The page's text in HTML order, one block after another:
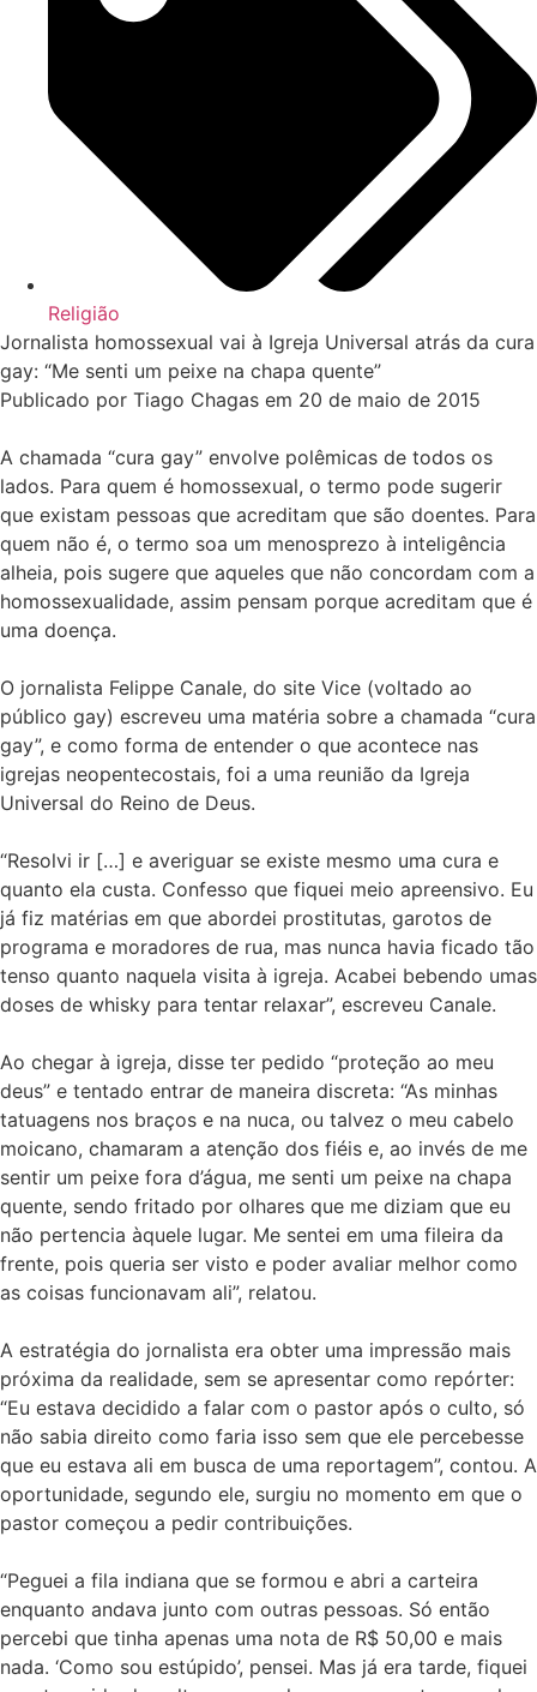
Religião
Jornalista homossexual vai à Igreja Universal atrás da cura
gay: “Me senti um peixe na chapa quente”
Publicado por Tiago Chagas em 20 de maio de 2015
A chamada “cura gay” envolve polêmicas de todos os
lados. Para quem é homossexual, o termo pode sugerir
que existam pessoas que acreditam que são doentes. Para
quem não é, o termo soa um menosprezo à inteligência
alheia, pois sugere que aqueles que não concordam com a
homossexualidade, assim pensam porque acreditam que é
uma doença.
O jornalista Felippe Canale, do site Vice (voltado ao
público gay) escreveu uma matéria sobre a chamada “cura
gay”, e como forma de entender o que acontece nas
igrejas neopentecostais, foi a uma reunião da Igreja
Universal do Reino de Deus.
“Resolvi ir […] e averiguar se existe mesmo uma cura e
quanto ela custa. Confesso que fiquei meio apreensivo. Eu
já fiz matérias em que abordei prostitutas, garotos de
programa e moradores de rua, mas nunca havia ficado tão
tenso quanto naquela visita à igreja. Acabei bebendo umas
doses de whisky para tentar relaxar”, escreveu Canale.
Ao chegar à igreja, disse ter pedido “proteção ao meu
deus” e tentado entrar de maneira discreta: “As minhas
tatuagens nos braços e na nuca, ou talvez o meu cabelo
moicano, chamaram a atenção dos fiéis e, ao invés de me
sentir um peixe fora d’água, me senti um peixe na chapa
quente, sendo fritado por olhares que me diziam que eu
não pertencia àquele lugar. Me sentei em uma fileira da
frente, pois queria ser visto e poder avaliar melhor como
as coisas funcionavam ali”, relatou.
A estratégia do jornalista era obter uma impressão mais
próxima da realidade, sem se apresentar como repórter:
“Eu estava decidido a falar com o pastor após o culto, só
não sabia direito como faria isso sem que ele percebesse
que eu estava ali em busca de uma reportagem”, contou. A
oportunidade, segundo ele, surgiu no momento em que o
pastor começou a pedir contribuições.
“Peguei a fila indiana que se formou e abri a carteira
enquanto andava junto com outras pessoas. Só então
percebi que tinha apenas uma nota de R$ 50,00 e mais
nada. ‘Como sou estúpido’, pensei. Mas já era tarde, fiquei